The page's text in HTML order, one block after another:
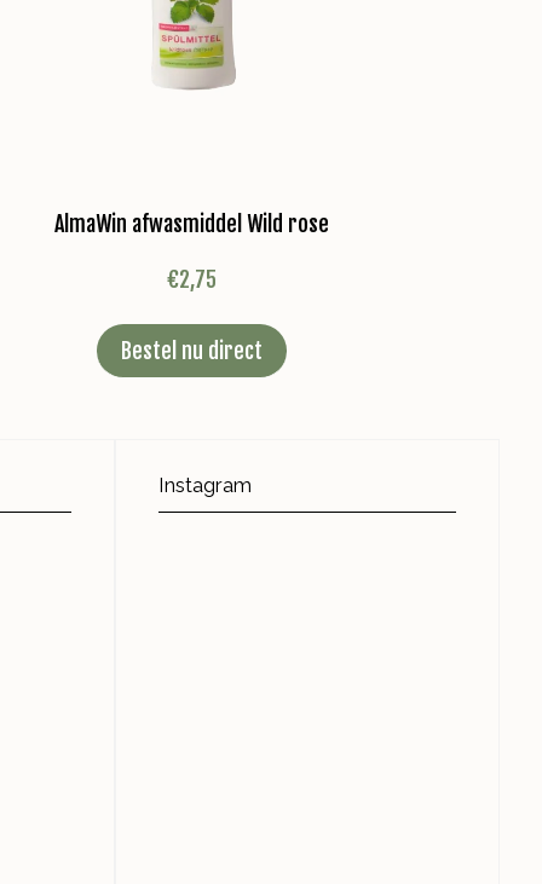
AlmaWin afwasmiddel Wild rose
€2,75
Bestel nu direct
Instagram